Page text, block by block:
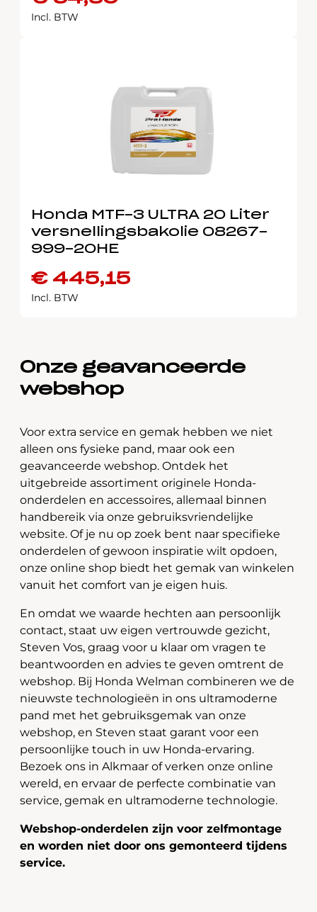
Incl. BTW
Honda MTF-3 ULTRA 20 Liter
versnellingsbakolie 08267-
999-20HE
€445,15
Incl. BTW
Onze geavanceerde
webshop
Voor extra service en gemak hebben we niet
alleen ons fysieke pand, maar ook een
geavanceerde webshop. Ontdek het
uitgebreide assortiment originele Honda-
onderdelen en accessoires, allemaal binnen
handbereik via onze gebruiksvriendelijke
website. Of je nu op zoek bent naar specifieke
onderdelen of gewoon inspiratie wilt opdoen,
onze online shop biedt het gemak van winkelen
vanuit het comfort van je eigen huis.
En omdat we waarde hechten aan persoonlijk
contact, staat uw eigen vertrouwde gezicht,
Steven Vos, graag voor u klaar om vragen te
beantwoorden en advies te geven omtrent de
webshop. Bij Honda Welman combineren we de
nieuwste technologieën in ons ultramoderne
pand met het gebruiksgemak van onze
webshop, en Steven staat garant voor een
persoonlijke touch in uw Honda-ervaring.
Bezoek ons in Alkmaar of verken onze online
wereld, en ervaar de perfecte combinatie van
service, gemak en ultramoderne technologie.
Webshop-onderdelen zijn voor zelfmontage
en worden niet door ons gemonteerd tijdens
service.